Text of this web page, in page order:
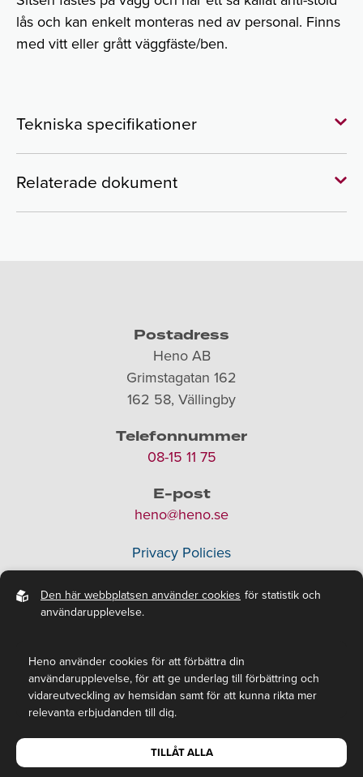
lås och kan enkelt monteras ned av personal. Finns
med vitt eller grått väggfäste/ben.
Tekniska specifikationer
Ergonomisk
Relaterade dokument
Postadress
Heno AB
Grimstagatan 162
162 58, Vällingby
Telefonnummer
08-15 11 75
E-post
heno@heno.se
Privacy Policies
Alla rättigheter tillhör Heno AB, © 2026.
BySphinxy, Powered byEasyweb
Den här webbplatsen använder cookies för statistik och
användarupplevelse.
Heno använder cookies för att förbättra din
användarupplevelse, för att ge underlag till förbättring och
vidareutveckling av hemsidan samt för att kunna rikta mer
relevanta erbjudanden till dig.
Läs gärna vårpersonuppgiftspolicy. Om du samtycker till vår
Tillåt alla. Om du vill ändra ditt val i efterhand
TILLÅT ALLA